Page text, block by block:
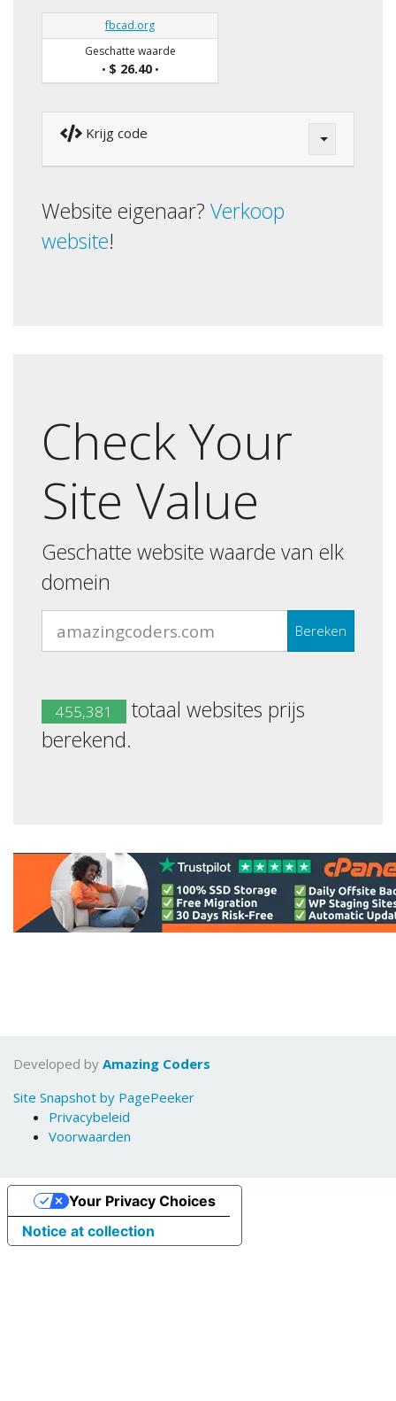
fbcad.org
Geschatte waarde
• $ 26.40•
Krijg code
Website eigenaar? Verkoop
website!
Check Your
Site Value
Geschatte website waarde van elk
domein
Bereken
455,381
totaal websites prijs
berekend.
Developed by Amazing Coders
Site Snapshot by PagePeeker
Privacybeleid
Voorwaarden
Notice at collection
Your Privacy Choices